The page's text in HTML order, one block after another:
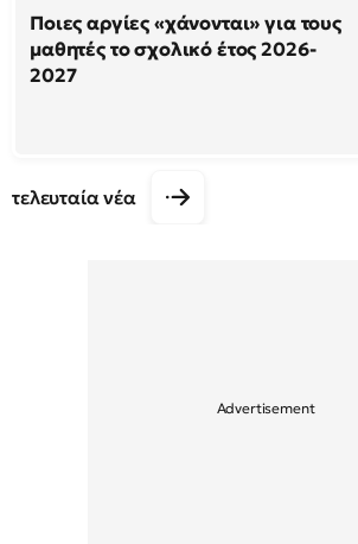
Ποιες αργίες «χάνονται» για τους
μαθητές το σχολικό έτος 2026-
2027
τελευταία νέα